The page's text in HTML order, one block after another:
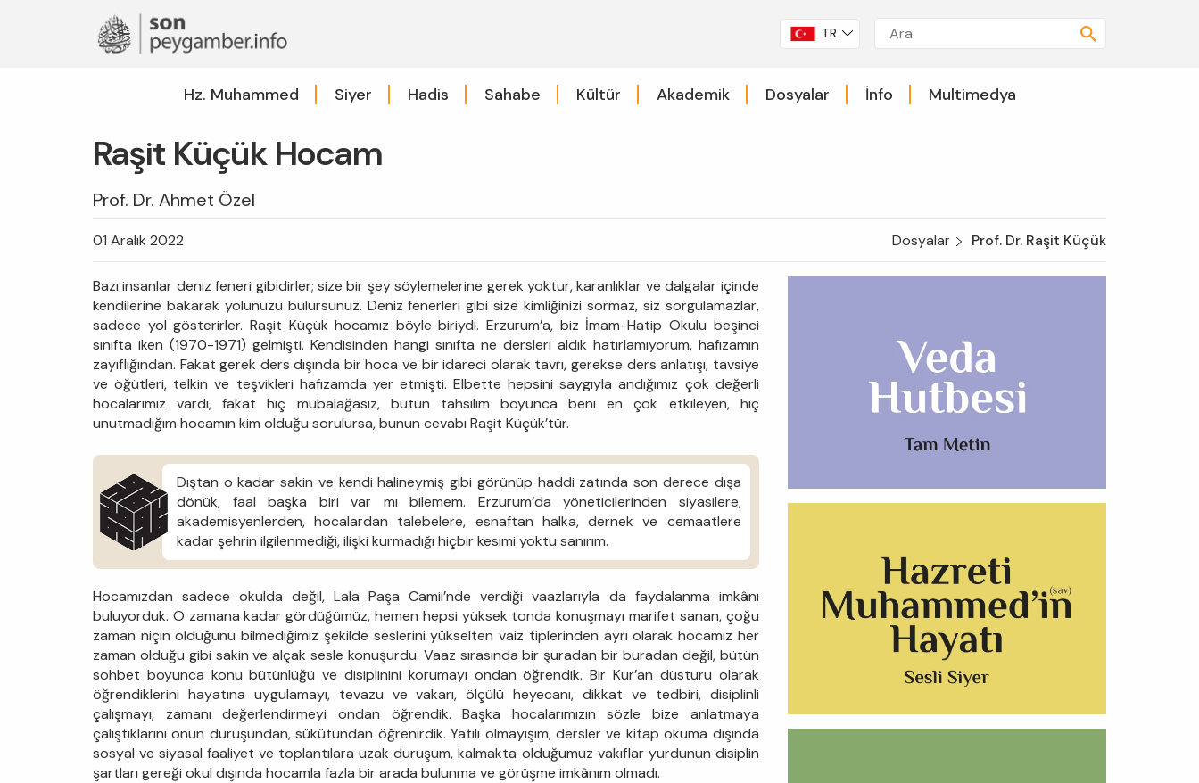
TR
Hz. Muhammed Siyer Hadis Sahabe Kültür Akademik Dosyalar İnfo Multimedya
Raşit Küçük Hocam
Prof. Dr. Ahmet Özel
01 Aralık 2022 Dosyalar Prof. Dr. Raşit Küçük
Bazı insanlar deniz feneri gibidirler; size bir şey söylemelerine gerek yoktur, karanlıklar ve dalgalar içinde
kendilerine bakarak yolunuzu bulursunuz. Deniz fenerleri gibi size kimliğinizi sormaz, siz sorgulamazlar,
sadece yol gösterirler. Raşit Küçük hocamız böyle biriydi. Erzurum’a, biz İmam-Hatip Okulu beşinci
sınıfta iken (1970-1971) gelmişti. Kendisinden hangi sınıfta ne dersleri aldık hatırlamıyorum, hafızamın
zayıflığından. Fakat gerek ders dışında bir hoca ve bir idareci olarak tavrı, gerekse ders anlatışı, tavsiye
ve öğütleri, telkin ve teşvikleri hafızamda yer etmişti. Elbette hepsini saygıyla andığımız çok değerli
hocalarımız vardı, fakat hiç mübalağasız, bütün tahsilim boyunca beni en çok etkileyen, hiç
unutmadığım hocamın kim olduğu sorulursa, bunun cevabı Raşit Küçük’tür.
Dıştan o kadar sakin ve kendi halineymiş gibi görünüp haddi zatında son derece dışa
dönük, faal başka biri var mı bilemem. Erzurum’da yöneticilerinden siyasilere,
akademisyenlerden, hocalardan talebelere, esnaftan halka, dernek ve cemaatlere
kadar şehrin ilgilenmediği, ilişki kurmadığı hiçbir kesimi yoktu sanırım.
Hocamızdan sadece okulda değil, Lala Paşa Camii’nde verdiği vaazlarıyla da faydalanma imkânı
buluyorduk. O zamana kadar gördüğümüz, hemen hepsi yüksek tonda konuşmayı marifet sanan, çoğu
zaman niçin olduğunu bilmediğimiz şekilde seslerini yükselten vaiz tiplerinden ayrı olarak hocamız her
zaman olduğu gibi sakin ve alçak sesle konuşurdu. Vaaz sırasında bir şuradan bir buradan değil, bütün
sohbet boyunca konu bütünlüğü ve disiplinini korumayı ondan öğrendik. Bir Kur’an düsturu olarak
öğrendiklerini hayatına uygulamayı, tevazu ve vakarı, ölçülü heyecanı, dikkat ve tedbiri, disiplinli
çalışmayı, zamanı değerlendirmeyi ondan öğrendik. Başka hocalarımızın sözle bize anlatmaya
çalıştıklarını onun duruşundan, sükûtundan öğrenirdik. Yatılı olmayışım, dersler ve kitap okuma dışında
sosyal ve siyasal faaliyet ve toplantılara uzak duruşum, kalmakta olduğumuz vakıflar yurdunun disiplin
şartları gereği okul dışında hocamla fazla bir arada bulunma ve görüşme imkânım olmadı.